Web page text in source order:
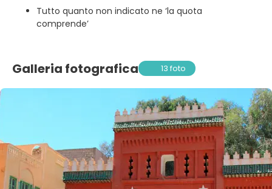
Tutto quanto non indicato ne ‘la quota
comprende’
Galleria fotografica 13 foto